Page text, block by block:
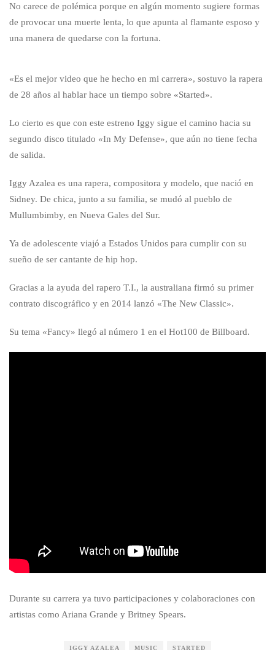
No carece de polémica porque en algún momento sugiere formas
de provocar una muerte lenta, lo que apunta al flamante esposo y
una manera de quedarse con la fortuna.
«Es el mejor video que he hecho en mi carrera», sostuvo la rapera
de 28 años al hablar hace un tiempo sobre «Started».
Lo cierto es que con este estreno Iggy sigue el camino hacia su
segundo disco titulado «In My Defense», que aún no tiene fecha
de salida.
Iggy Azalea es una rapera, compositora y modelo, que nació en
Sidney. De chica, junto a su familia, se mudó al pueblo de
Mullumbimby, en Nueva Gales del Sur.
Ya de adolescente viajó a Estados Unidos para cumplir con su
sueño de ser cantante de hip hop.
Gracias a la ayuda del rapero T.I., la australiana firmó su primer
contrato discográfico y en 2014 lanzó «The New Classic».
Su tema «Fancy» llegó al número 1 en el Hot100 de Billboard.
Durante su carrera ya tuvo participaciones y colaboraciones con
artistas como Ariana Grande y Britney Spears.
IGGY AZALEA MUSIC STARTED